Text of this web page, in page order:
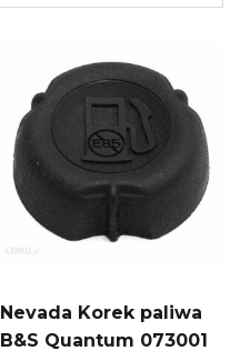
Nevada Korek paliwa
B&S Quantum 073001